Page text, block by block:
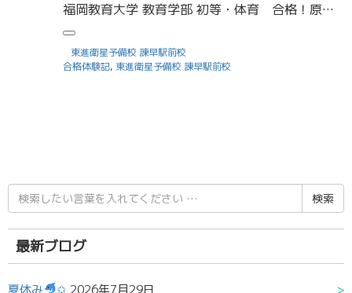
福岡教育大学 教育学部 初等・体育 合格！原田和弥さん（諫早高校） 受験期は今までの自分の人生の中でとてもつらかったけど、一緒に頑張る友達のおかげで最後まで頑張ることができました。 そんな受験期の中で学んだことは、友達の […]
東進衛星予備校 諫早駅前校
合格体験記, 東進衛星予備校 諫早駅前校
検
索
結
果:
最新ブログ
夏休み ✩ 2026年7月29日